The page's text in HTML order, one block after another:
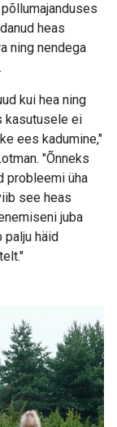
heas
ning nendega
kui hea ning
kasutusele ei
ees kadumine,"
"Õnneks
probleemi üha
see heas
juba
palju häid